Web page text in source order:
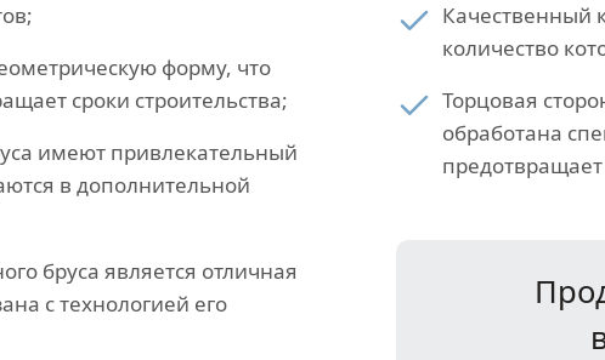
форму, что
сроки строительства;
имеют привлекательный
в дополнительной
бруса является отличная
с технологией его
Качественный
количество
Торцовая
обработана